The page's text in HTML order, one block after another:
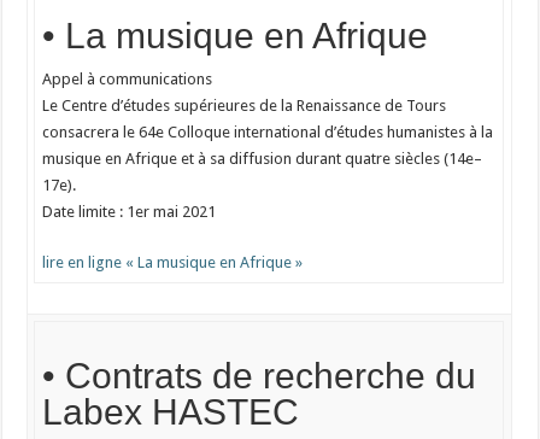
• La musique en Afrique
Appel à communications
Le Centre d’études supérieures de la Renaissance de Tours
consacrera le 64e Colloque international d’études humanistes à la
musique en Afrique et à sa diffusion durant quatre siècles (14e–
17e).
Date limite : 1er mai 2021
lire en ligne « La musique en Afrique »
• Contrats de recherche du
Labex HASTEC